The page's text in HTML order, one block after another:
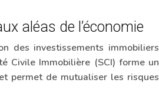
aléas de l’économie
des investissements immobiliers
Civile Immobilière (SCI) forme un
permet de mutualiser les risques